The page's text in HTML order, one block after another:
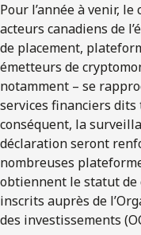
Pour l’année à venir,
acteurs canadiens de
de placement,
émetteurs de
notamment – se
services financiers
conséquent, la
déclaration seront
nombreuses
obtiennent le statut
inscrits auprès de
des investissements